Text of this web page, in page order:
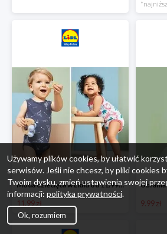
Moda dziecięca w Lidlu od 11.99 zł
11.99 zł 9.99 zł
Używamy plików cookies, by ułatwić
serwisów. Jeśli nie chcesz, by pliki cookies
Twoim dysku, zmień ustawienia swojej
informacji: polityka prywatności.
Ok, rozumiem